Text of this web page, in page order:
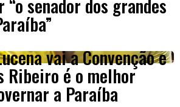
senador dos grandes
vai a Convenção e
Ribeiro é o melhor
a Paraíba